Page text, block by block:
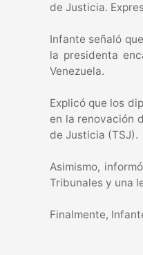
de Justicia.
Infante señaló
la presidenta
Venezuela.
Explicó que los
en la renovación
de Justicia (TSJ).
Asimismo,
Tribunales y una
Finalmente,